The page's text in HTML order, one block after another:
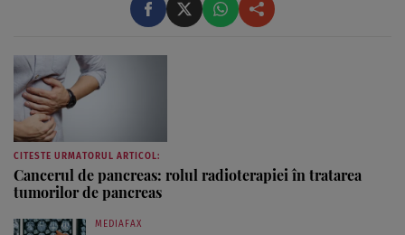
CITESTE URMATORUL ARTICOL:
Cancerul de pancreas: rolul radioterapiei în tratarea
tumorilor de pancreas
MEDIAFAX